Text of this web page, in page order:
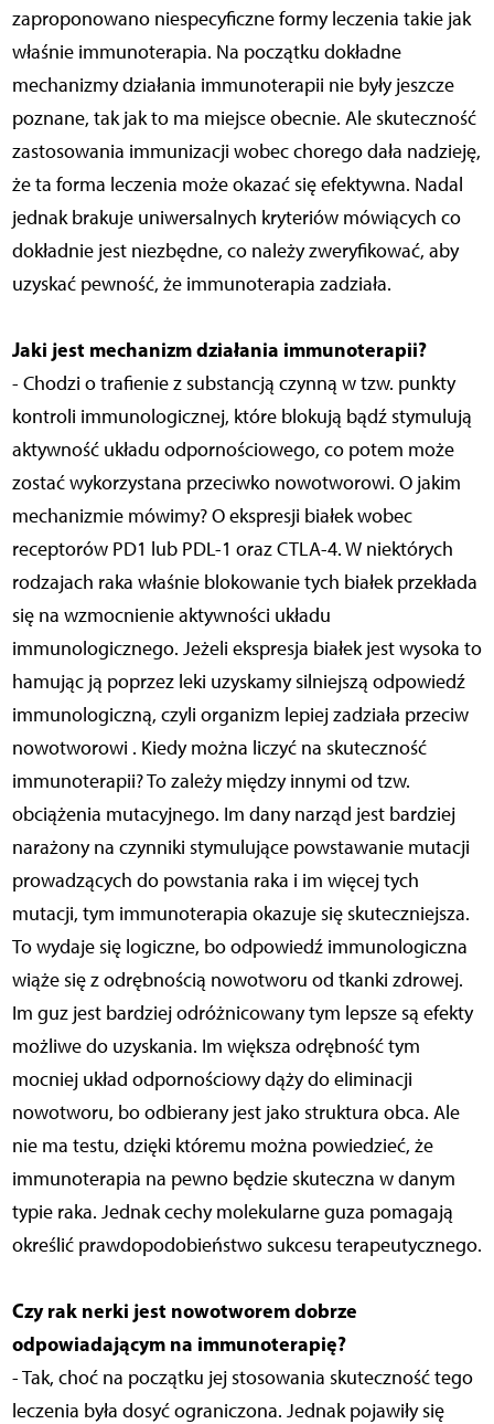
zaproponowano niespecyficzne formy leczenia takie jak
właśnie immunoterapia. Na początku dokładne
mechanizmy działania immunoterapii nie były jeszcze
poznane, tak jak to ma miejsce obecnie. Ale skuteczność
zastosowania immunizacji wobec chorego dała nadzieję,
że ta forma leczenia może okazać się efektywna. Nadal
jednak brakuje uniwersalnych kryteriów mówiących co
dokładnie jest niezbędne, co należy zweryfikować, aby
uzyskać pewność, że immunoterapia zadziała.
Jaki jest mechanizm działania immunoterapii?
- Chodzi o trafienie z substancją czynną w tzw. punkty
kontroli immunologicznej, które blokują bądź stymulują
aktywność układu odpornościowego, co potem może
zostać wykorzystana przeciwko nowotworowi. O jakim
mechanizmie mówimy? O ekspresji białek wobec
receptorów PD1 lub PDL-1 oraz CTLA-4. W niektórych
rodzajach raka właśnie blokowanie tych białek przekłada
się na wzmocnienie aktywności układu
immunologicznego. Jeżeli ekspresja białek jest wysoka to
hamując ją poprzez leki uzyskamy silniejszą odpowiedź
immunologiczną, czyli organizm lepiej zadziała przeciw
nowotworowi . Kiedy można liczyć na skuteczność
immunoterapii? To zależy między innymi od tzw.
obciążenia mutacyjnego. Im dany narząd jest bardziej
narażony na czynniki stymulujące powstawanie mutacji
prowadzących do powstania raka i im więcej tych
mutacji, tym immunoterapia okazuje się skuteczniejsza.
To wydaje się logiczne, bo odpowiedź immunologiczna
wiąże się z odrębnością nowotworu od tkanki zdrowej.
Im guz jest bardziej odróżnicowany tym lepsze są efekty
możliwe do uzyskania. Im większa odrębność tym
mocniej układ odpornościowy dąży do eliminacji
nowotworu, bo odbierany jest jako struktura obca. Ale
nie ma testu, dzięki któremu można powiedzieć, że
immunoterapia na pewno będzie skuteczna w danym
typie raka. Jednak cechy molekularne guza pomagają
określić prawdopodobieństwo sukcesu terapeutycznego.
Czy rak nerki jest nowotworem dobrze
odpowiadającym na immunoterapię?
- Tak, choć na początku jej stosowania skuteczność tego
leczenia była dosyć ograniczona. Jednak pojawiły się